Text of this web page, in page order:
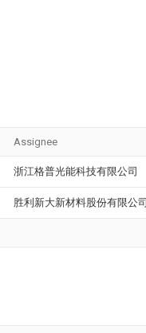
Assignee
浙江格普光能科技有限公司
胜利新大新材料股份有限公司